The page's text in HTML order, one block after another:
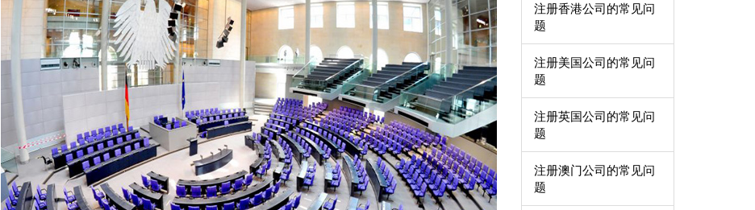
注册香港公司的常见问
题
注册美国公司的常见问
题
注册英国公司的常见问
题
注册澳门公司的常见问
题